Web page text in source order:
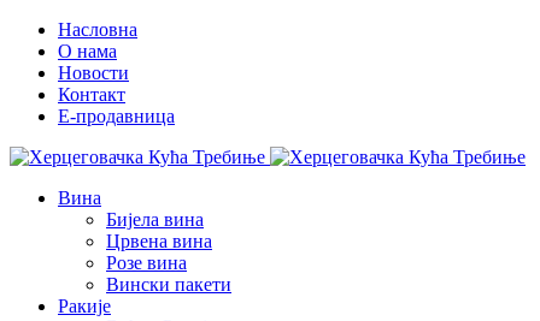
Насловна
О нама
Новости
Контакт
E-продавница
Вина
Бијела вина
Црвена вина
Розе вина
Вински пакети
Ракије